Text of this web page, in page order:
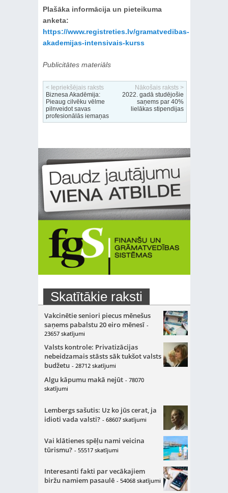
Plašāka informācija un pieteikuma
anketa:
https://www.registreties.lv/gramatvedibas-
akademijas-intensivais-kurss
Publicitātes materiāls
< Iepriekšējais raksts
Biznesa Akadēmija:
Pieaug cilvēku vēlme
pilnveidot savas
profesionālās iemaņas
Nākošais raksts >
2022. gadā studējošie
saņems par 40%
lielākas stipendijas
Skatītākie raksti
Vakcinētie seniori piecus mēnešus
saņems pabalstu 20 eiro mēnesī -
23657 skatījumi
Valsts kontrole: Privatizācijas
nebeidzamais stāsts sāk tukšot valsts
budžetu - 28712 skatījumi
Algu kāpumu makā nejūt - 78070
skatījumi
Lembergs sašutis: Uz ko jūs cerat, ja
idioti vada valsti? - 68607 skatījumi
Vai klātienes spēļu nami veicina
tūrismu? - 55517 skatījumi
Interesanti fakti par vecākajiem
biržu namiem pasaulē - 54068 skatījumi